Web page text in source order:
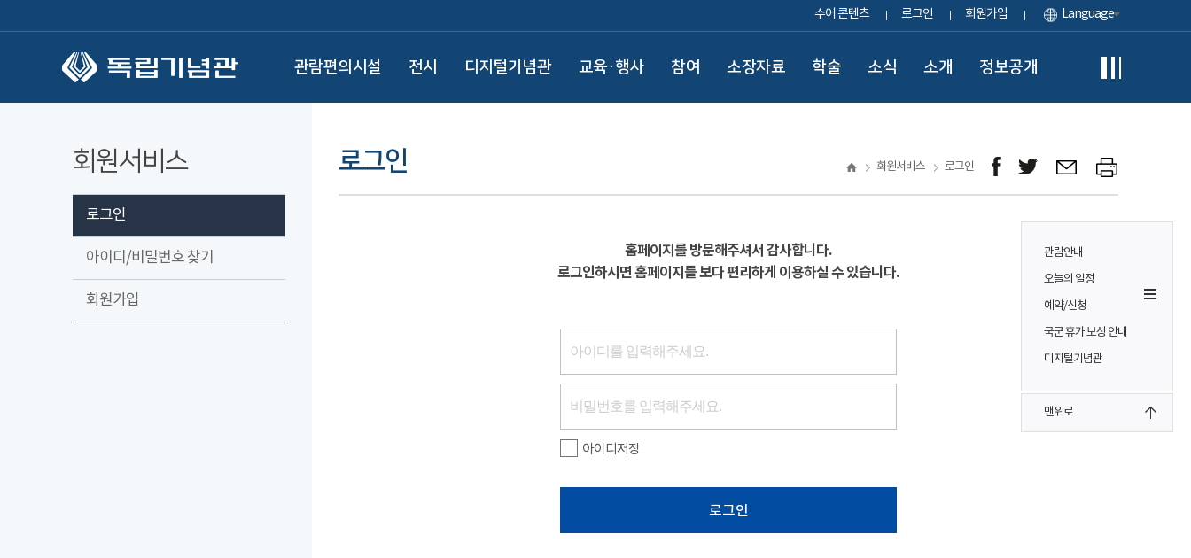
수어 콘텐츠 로그인 회원가입 Language
관람편의시설 전시 디지털기념관 교육·행사 참여 소장자료 학술 소식 소개 정보공개
관람안내
오늘의 일정
예약/신청
국군 휴가 보상 안내
디지털기념관
맨위로
회원서비스
로그인
아이디/비밀번호 찾기
회원가입
로그인 회원서비스 로그인
홈페이지를 방문해주셔서 감사합니다.
로그인하시면 홈페이지를 보다 편리하게 이용하실 수 있습니다.
아이디저장
로그인